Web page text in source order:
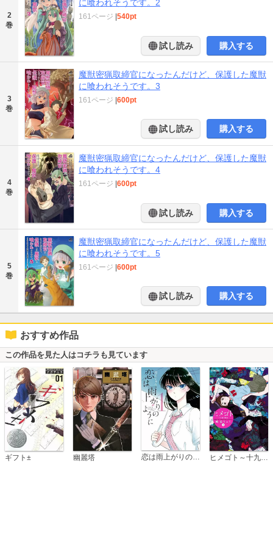
2
巻
に喰われそうです。2
161ページ 540pt
試し読み 購入する
3
巻
魔獣密猟取締官になったんだけど、保護した魔獣
に喰われそうです。3
161ページ 600pt
試し読み 購入する
4
巻
魔獣密猟取締官になったんだけど、保護した魔獣
に喰われそうです。4
161ページ 600pt
試し読み 購入する
5
巻
魔獣密猟取締官になったんだけど、保護した魔獣
に喰われそうです。5
161ページ 600pt
試し読み 購入する
おすすめ作品
この作品を見た人はコチラも見ています
ギフト± 幽麗塔 恋は雨上がりのように